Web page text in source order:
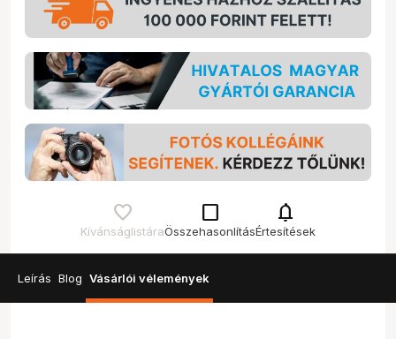
Kívánságlistára
check_box_outline_blank
Összehasonlítás
notifications
Értesítések
Leírás Blog Vásárlói vélemények